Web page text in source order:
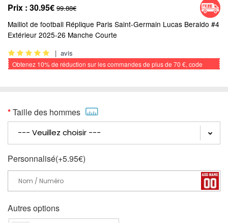
Prix : 30.95€ 99.88€
Maillot de football Réplique Paris Saint-Germain Lucas Beraldo #4
Extérieur 2025-26 Manche Courte
| avis
Obtenez 10%de réduction sur les commandes de plus de 70 €, code
Taille des hommes
Personnalisé(+5.95€)
Autres options